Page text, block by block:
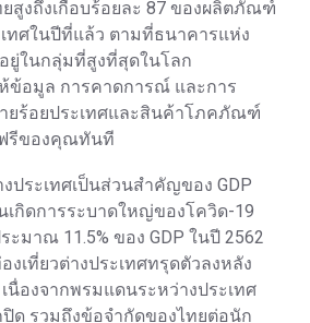
ยสูงถึงเกือบร้อยละ 87 ของผลิตภัณฑ์
ทศในปีที่แล้ว ตามที่ธนาคารแห่ง
ยู่ในกลุ่มที่สูงที่สุดในโลก
ห้ข้อมูล การคาดการณ์ และการ
ยร้อยประเทศและสินค้าโภคภัณฑ์
รีของคุณทันที
ประเทศเป็นส่วนสำคัญของ GDP
เกิดการระบาดใหญ่ของโควิด-19
มาณ 11.5% ของ GDP ในปี 2562
งเที่ยวต่างประเทศทรุดตัวลงหลัง
นื่องจากพรมแดนระหว่างประเทศ
ด รวมถึงข้อจำกัดของไทยต่อนัก